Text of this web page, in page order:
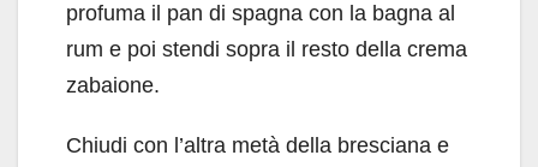
profuma il pan di spagna con la bagna al
rum e poi stendi sopra il resto della crema
zabaione.
Chiudi con l’altra metà della bresciana e